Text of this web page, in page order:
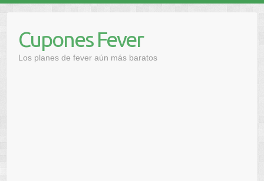
contenidoCupones Fever
Los planes de fever aún más baratos